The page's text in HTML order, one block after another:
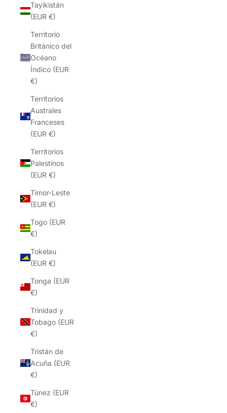
Tayikistán
(EUR €)
Territorio
Británico del
Océano
Índico (EUR
€)
Territorios
Australes
Franceses
(EUR €)
Territorios
Palestinos
(EUR €)
Timor-Leste
(EUR €)
Togo (EUR
€)
Tokelau
(EUR €)
Tonga (EUR
€)
Trinidad y
Tobago (EUR
€)
Tristán de
Acuña (EUR
€)
Túnez (EUR
€)